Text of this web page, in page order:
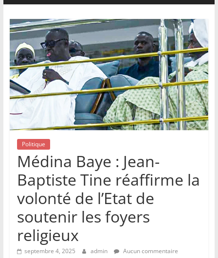
production
Politique
Médina Baye : Jean-
Baptiste Tine réaffirme la
volonté de l’Etat de
soutenir les foyers
religieux
septembre 4, 2025 admin Aucun commentaire